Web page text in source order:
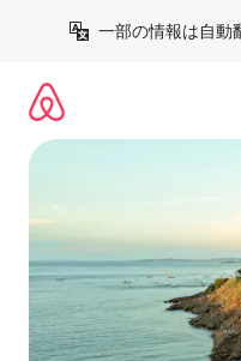
一部の情報は自動